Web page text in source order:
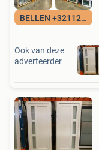
BELLEN +3211260780
Ook van deze
adverteerder